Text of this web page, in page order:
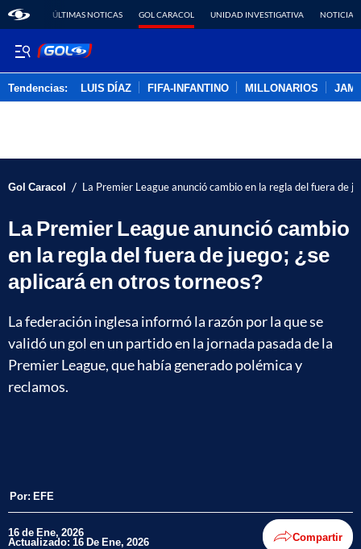
ÚLTIMAS NOTICAS GOL CARACOL UNIDAD INVESTIGATIVA NOTICIAS
Tendencias: LUIS DÍAZ FIFA-INFANTINO MILLONARIOS
Gol Caracol / La Premier League anunció cambio en la regla del fuera de
La Premier League anunció cambio
en la regla del fuera de juego; ¿se
aplicará en otros torneos?
La federación inglesa informó la razón por la que se
validó un gol en un partido en la jornada pasada de la
Premier League, que había generado polémica y
reclamos.
Por: EFE
16 de Ene, 2026
Actualizado: 16 De Ene, 2026 Compartir